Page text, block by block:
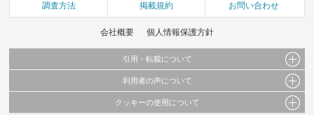
調査方法 掲載規約 お問い合わせ
会社概要 個人情報保護方針
引用・転載について
当サイトで公開されている情報（文字、写真、イラスト、画像データ等）及びこれらの配
これらの情報を権利者の許可なく無断転載・複製などの二次利用を行うことは固く禁じて
利用者の声について
当サイトに掲載している内容はすべてサービスの利用者が提出された見解・感想です。
クッキーの使用について